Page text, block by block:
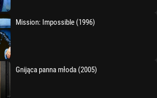
Mission: Impossible (1996)
Gnijąca panna młoda (2005)